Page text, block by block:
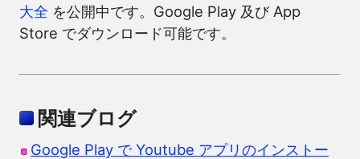
大全 を公開中です。Google Play 及び App
Store でダウンロード可能です。
関連ブログ
Google Play で Youtube アプリのインストー